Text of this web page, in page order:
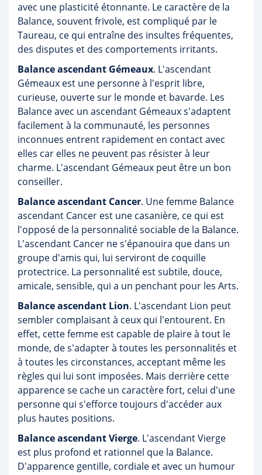
avec une plasticité étonnante. Le caractère de la
Balance, souvent frivole, est compliqué par le
Taureau, ce qui entraîne des insultes fréquentes,
des disputes et des comportements irritants.
Balance ascendant Gémeaux. L'ascendant
Gémeaux est une personne à l'esprit libre,
curieuse, ouverte sur le monde et bavarde. Les
Balance avec un ascendant Gémeaux s'adaptent
facilement à la communauté, les personnes
inconnues entrent rapidement en contact avec
elles car elles ne peuvent pas résister à leur
charme. L'ascendant Gémeaux peut être un bon
conseiller.
Balance ascendant Cancer. Une femme Balance
ascendant Cancer est une casanière, ce qui est
l'opposé de la personnalité sociable de la Balance.
L'ascendant Cancer ne s'épanouira que dans un
groupe d'amis qui, lui serviront de coquille
protectrice. La personnalité est subtile, douce,
amicale, sensible, qui a un penchant pour les Arts.
Balance ascendant Lion. L'ascendant Lion peut
sembler complaisant à ceux qui l'entourent. En
effet, cette femme est capable de plaire à tout le
monde, de s'adapter à toutes les personnalités et
à toutes les circonstances, acceptant même les
règles qui lui sont imposées. Mais derrière cette
apparence se cache un caractère fort, celui d'une
personne qui s'efforce toujours d'accéder aux
plus hautes positions.
Balance ascendant Vierge. L'ascendant Vierge
est plus profond et rationnel que la Balance.
D'apparence gentille, cordiale et avec un humour